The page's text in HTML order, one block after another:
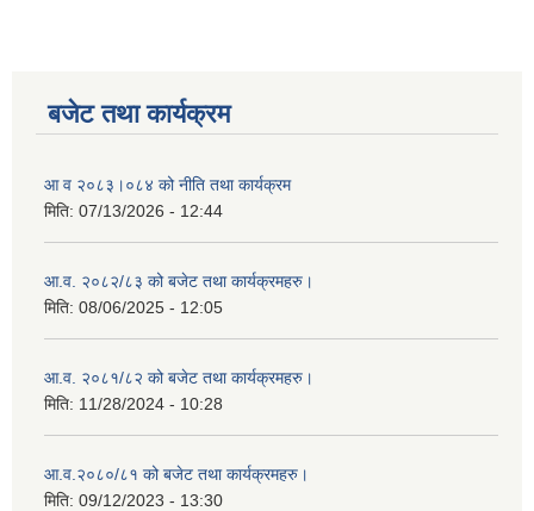
बजेट तथा कार्यक्रम
आ व २०८३।०८४ को नीति तथा कार्यक्रम
मिति: 07/13/2026 - 12:44
आ.व. २०८२/८३ को बजेट तथा कार्यक्रमहरु।
मिति: 08/06/2025 - 12:05
आ.व. २०८१/८२ को बजेट तथा कार्यक्रमहरु।
मिति: 11/28/2024 - 10:28
आ.व.२०८०/८१ को बजेट तथा कार्यक्रमहरु।
मिति: 09/12/2023 - 13:30